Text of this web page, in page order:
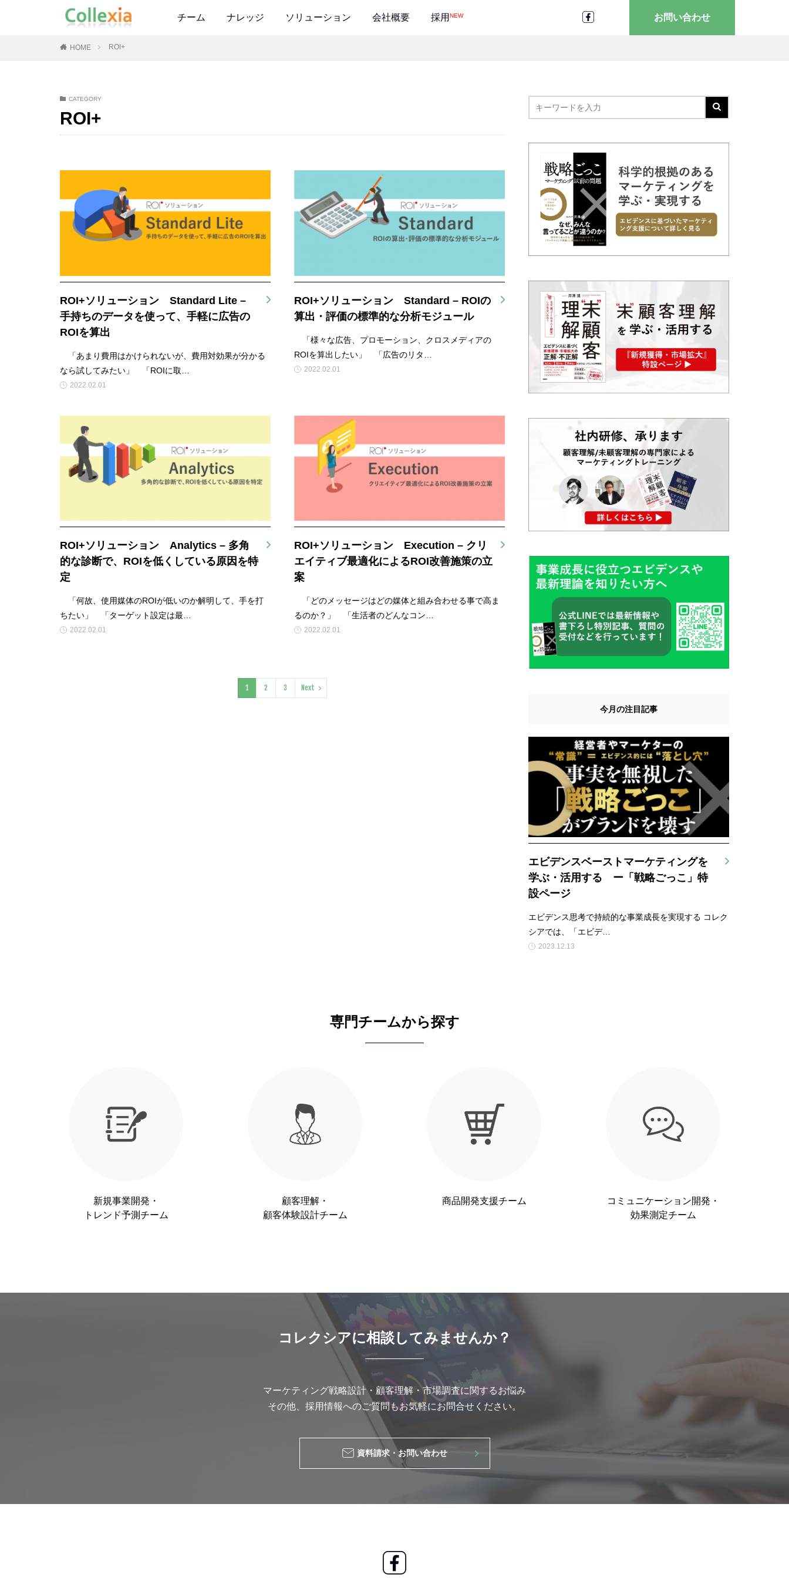
チーム ナレッジ ソリューション 会社概要 採用 NEW お問い合わせ
HOME ROI+
CATEGORY
ROI+
ROI+ソリューション Standard Lite –
手持ちのデータを使って、手軽に広告の
ROIを算出
「あまり費用はかけられないが、費用対効果が分かる
なら試してみたい」 「ROIに取…
2022.02.01
ROI+ソリューション Standard – ROIの
算出・評価の標準的な分析モジュール
「様々な広告、プロモーション、クロスメディアの
ROIを算出したい」 「広告のリタ…
2022.02.01
ROI+ソリューション Analytics – 多角
的な診断で、ROIを低くしている原因を特
定
「何故、使用媒体のROIが低いのか解明して、手を打
ちたい」 「ターゲット設定は最…
2022.02.01
ROI+ソリューション Execution – クリ
エイティブ最適化によるROI改善施策の立
案
「どのメッセージはどの媒体と組み合わせる事で高ま
るのか？」 「生活者のどんなコン…
2022.02.01
1 2 3 Next
今月の注目記事
エビデンスベーストマーケティングを
学ぶ・活用する ー「戦略ごっこ」特
設ページ
エビデンス思考で持続的な事業成長を実現する コレク
シアでは、「エビデ…
2023.12.13
専門チームから探す
新規事業開発・
トレンド予測チーム
顧客理解・
顧客体験設計チーム
商品開発支援チーム
コミュニケーション開発・
効果測定チーム
コレクシアに相談してみませんか？
マーケティング戦略設計・ 顧客理解・市場調査に関するお悩み
その他、採用情報へのご質問もお気軽にお問合せください。
資料請求・お問い合わせ